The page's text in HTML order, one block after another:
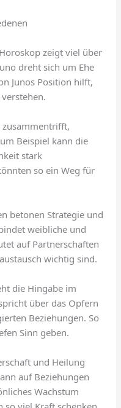
zeigt viel über
dreht sich um Ehe
Junos Position hilft,
zusammentrifft,
Beispiel kann die
stark
so ein Weg für
betonen Strategie und
weibliche und
auf Partnerschaften
wichtig sind.
die Hingabe im
über das Opfern
Beziehungen. So
Sinn geben.
und Heilung
auf Beziehungen
Wachstum